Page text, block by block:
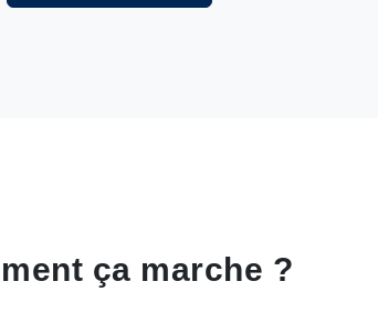
ça marche ?